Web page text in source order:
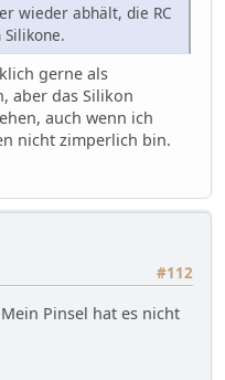
wieder abhält, die RC
gerne als
aber das Silikon
auch wenn ich
nicht zimperlich bin.
#112
Pinsel hat es nicht